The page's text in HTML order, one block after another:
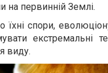
на первинній Землі.
їхні спори,
екстремальні
виду.